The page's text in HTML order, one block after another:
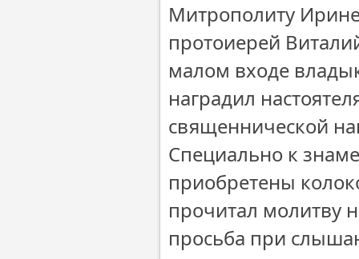
Митрополиту
протоиерей
малом входе
наградил
священнической
Специально к
приобретены
прочитал молитву
просьба при